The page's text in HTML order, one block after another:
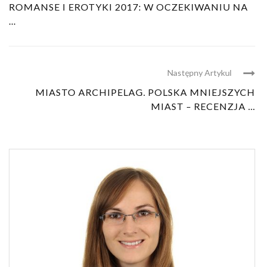
ROMANSE I EROTYKI 2017: W OCZEKIWANIU NA
...
Następny Artykul
MIASTO ARCHIPELAG. POLSKA MNIEJSZYCH
MIAST – RECENZJA ...